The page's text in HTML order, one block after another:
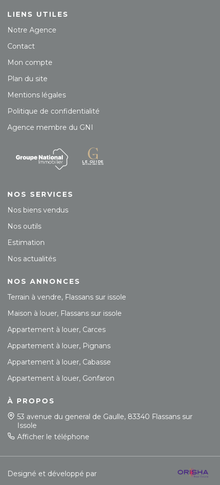
LIENS UTILES
Notre Agence
Contact
Mon compte
Plan du site
Mentions légales
Politique de confidentialité
Agence membre du GNI
NOS SERVICES
Nos biens vendus
Nos outils
Estimation
Nos actualités
NOS ANNONCES
Terrain à vendre, Flassans sur issole
Maison à louer, Flassans sur issole
Appartement à louer, Carces
Appartement à louer, Pignans
Appartement à louer, Cabasse
Appartement à louer, Gonfaron
À PROPOS
53 avenue du general de Gaulle, 83340 Flassans sur
Issole
Afficher le téléphone
Designé et développé par